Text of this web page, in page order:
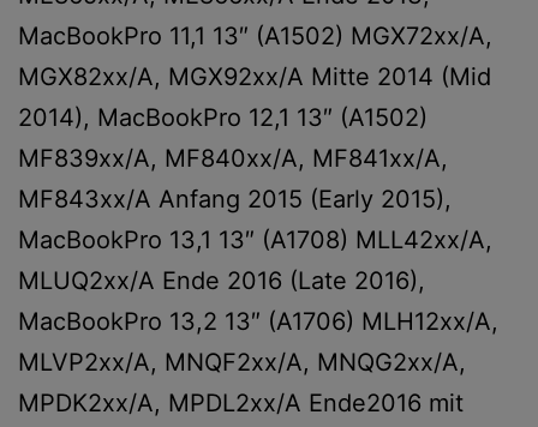
MacBookPro 11,1 13″ (A1502) MGX72xx/A,
MGX82xx/A, MGX92xx/A Mitte 2014 (Mid
2014), MacBookPro 12,1 13″ (A1502)
MF839xx/A, MF840xx/A, MF841xx/A,
MF843xx/A Anfang 2015 (Early 2015),
MacBookPro 13,1 13″ (A1708) MLL42xx/A,
MLUQ2xx/A Ende 2016 (Late 2016),
MacBookPro 13,2 13″ (A1706) MLH12xx/A,
MLVP2xx/A, MNQF2xx/A, MNQG2xx/A,
MPDK2xx/A, MPDL2xx/A Ende2016 mit